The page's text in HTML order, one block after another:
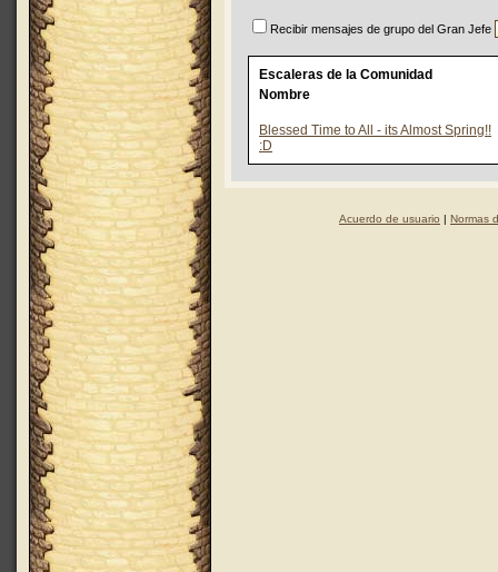
Recibir mensajes de grupo del Gran Jefe
Escaleras de la Comunidad
Nombre
Blessed Time to All - its Almost Spring!!
:D
Acuerdo de usuario | Normas